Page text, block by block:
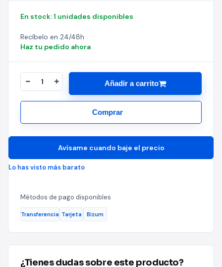
En stock: 1 unidades disponibles
Recíbelo en 24/48h
Haz tu pedido ahora
Añadir a carrito
Comprar
Avísame cuando baje el precio
Lo has visto más barato
Métodos de pago disponibles
Transferencia Tarjeta Bizum
¿Tienes dudas sobre este producto?